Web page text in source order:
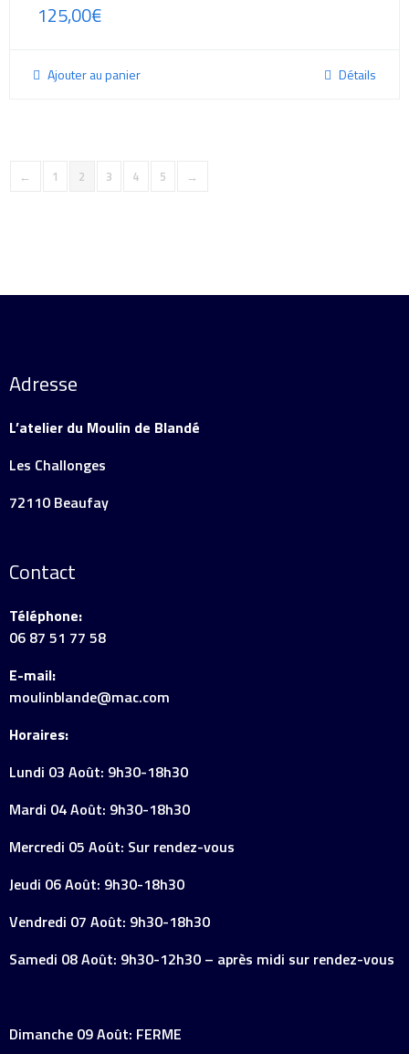
125,00€
Ajouter au panier Détails
← 1 2 3 4 5 →
Adresse
L’atelier du Moulin de Blandé
Les Challonges
72110 Beaufay
Contact
Téléphone:
06 87 51 77 58
E-mail:
moulinblande@mac.com
Horaires:
Lundi 03 Août: 9h30-18h30
Mardi 04 Août: 9h30-18h30
Mercredi 05 Août: Sur rendez-vous
Jeudi 06 Août: 9h30-18h30
Vendredi 07 Août: 9h30-18h30
Samedi 08 Août: 9h30-12h30 – après midi sur rendez-vous
Dimanche 09 Août: FERME